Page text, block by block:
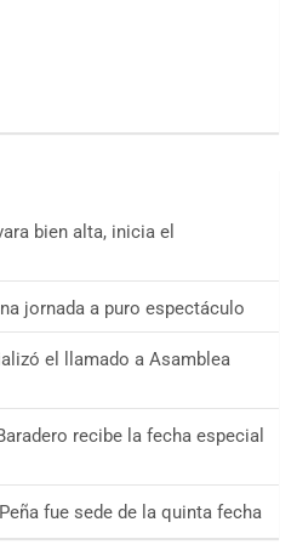
bien alta, inicia el
jornada a puro espectáculo
el llamado a Asamblea
recibe la fecha especial
fue sede de la quinta fecha